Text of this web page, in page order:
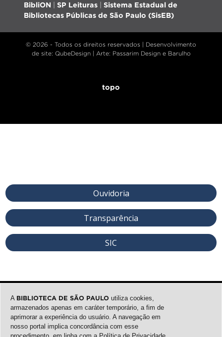
BibliON
SP Leituras
Sistema Estadual de
Bibliotecas Públicas de São Paulo (SisEB)
© 2026 - Todos os direitos reservados | Desenvolvimento
de site: QubeDesign | Arte: Passarim Design e Barulho
topo
Ouvidoria
Transparência
SIC
A BIBLIOTECA DE SÃO PAULO utiliza cookies,
armazenados apenas em caráter temporário, a fim de
aprimorar a experiência do usuário. A navegação em
nosso portal implica concordância com esse